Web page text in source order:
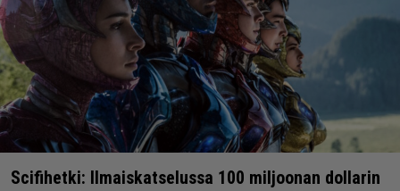
Scifihetki: Ilmaiskatselussa 100 miljoonan dollarin